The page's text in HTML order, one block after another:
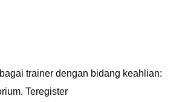
trainer dengan bidang keahlian:
Teregister